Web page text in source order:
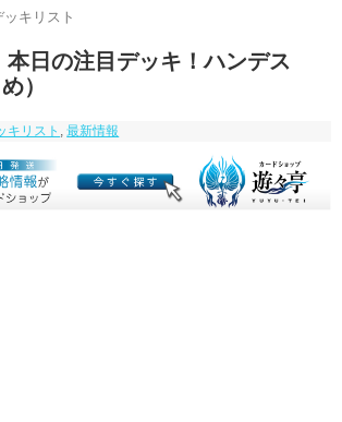
ッキリスト
本日の注目デッキ！ハンデス
）
キリスト ,最新情報